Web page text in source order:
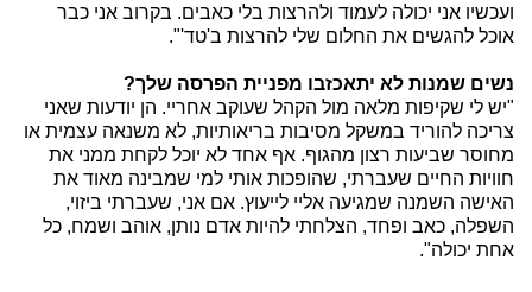
ועכשיו אני יכולה לעמוד ולהרצות בלי כאבים. בקרוב אני כבר
אוכל להגשים את החלום שלי להרצות ב'טד'".
נשים שמנות לא יתאכזבו מפניית הפרסה שלך?
"יש לי שקיפות מלאה מול הקהל שעוקב אחריי. הן יודעות שאני
צריכה להוריד במשקל מסיבות בריאותיות, לא משנאה עצמית או
מחוסר שביעות רצון מהגוף. אף אחד לא יוכל לקחת ממני את
חוויות החיים שעברתי, שהופכות אותי למי שמבינה מאוד את
האישה השמנה שמגיעה אליי לייעוץ. אם אני, שעברתי ביזוי,
השפלה, כאב ופחד, הצלחתי להיות אדם נותן, אוהב ושמח, כל
אחת יכולה".